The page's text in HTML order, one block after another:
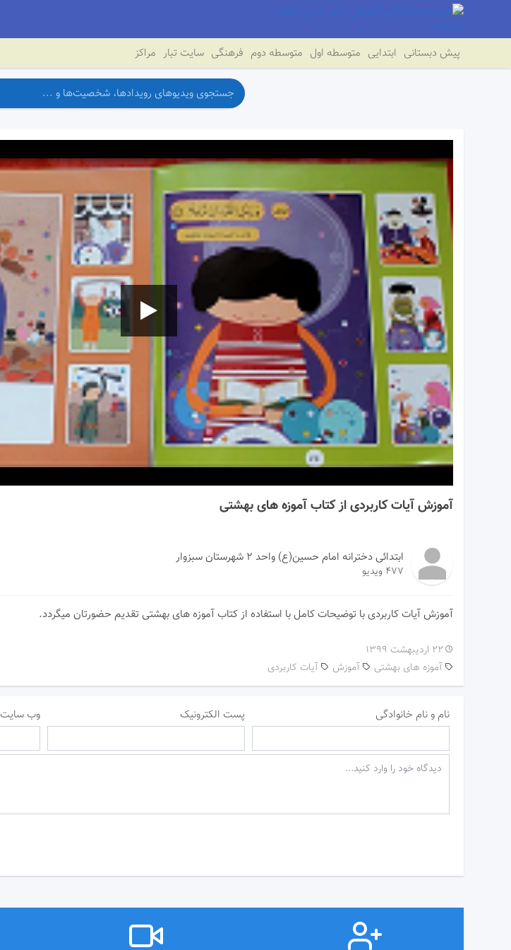
پیش دبستانی ابتدایی متوسطه اول متوسطه دوم فرهنگی سایت تبار مراکز
05:28
آموزش آیات کاربردی از کتاب آموزه های بهشتی
ابتدائی دخترانه امام حسین(ع) واحد ۲ شهرستان سبزوار
477 ویدیو
آموزش آیات کاربردی با توضیحات کامل با استفاده از کتاب آموزه های بهشتی تقدیم حضورتان میگردد.
۲۲ اردیبهشت ۱۳۹۹
آموزش
آموزه های بهشتی آیات کاربردی
نام و نام خانوادگی پست الکترونیک وب سایت